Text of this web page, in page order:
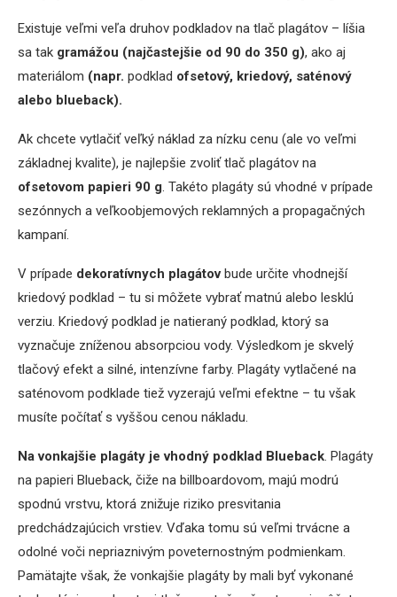
Existuje veľmi veľa druhov podkladov na tlač plagátov – líšia
sa tak gramážou (najčastejšie od 90 do 350 g), ako aj
materiálom (napr. podklad ofsetový, kriedový, saténový
alebo blueback).
Ak chcete vytlačiť veľký náklad za nízku cenu (ale vo veľmi
základnej kvalite), je najlepšie zvoliť tlač plagátov na
ofsetovom papieri 90 g. Takéto plagáty sú vhodné v prípade
sezónnych a veľkoobjemových reklamných a propagačných
kampaní.
V prípade dekoratívnych plagátovbude určite vhodnejší
kriedový podklad – tu si môžete vybrať matnú alebo lesklú
verziu. Kriedový podklad je natieraný podklad, ktorý sa
vyznačuje zníženou absorpciou vody. Výsledkom je skvelý
tlačový efekt a silné, intenzívne farby. Plagáty vytlačené na
saténovom podklade tiež vyzerajú veľmi efektne – tu však
musíte počítať s vyššou cenou nákladu.
Na vonkajšie plagáty je vhodný podklad Blueback. Plagáty
na papieri Blueback, čiže na billboardovom, majú modrú
spodnú vrstvu, ktorá znižuje riziko presvitania
predchádzajúcich vrstiev. Vďaka tomu sú veľmi trvácne a
odolné voči nepriaznivým poveternostným podmienkam.
Pamätajte však, že vonkajšie plagáty by mali byť vykonané